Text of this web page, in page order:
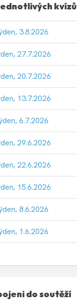
kvízů
3.8.2026
27.7.2026
20.7.2026
13.7.2026
6.7.2026
29.6.2026
22.6.2026
15.6.2026
8.6.2026
1.6.2026
do soutěží